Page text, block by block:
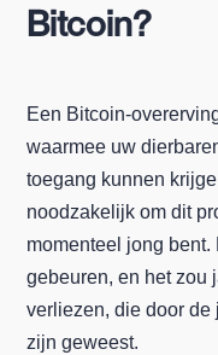
Bitcoin?
Een Bitcoin-
waarmee uw
toegang kunnen
noodzakelijk om dit
momenteel jong
gebeuren, en het zou
verliezen, die door
zijn geweest.